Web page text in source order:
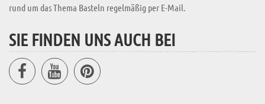
rund um das Thema Basteln regelmäßig per E-Mail.
SIE FINDEN UNS AUCH BEI